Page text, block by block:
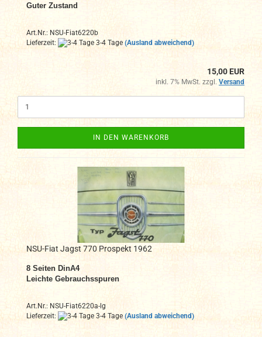
Guter Zustand
Art.Nr.: NSU-Fiat6220b
Lieferzeit:
3-4 Tage (Ausland abweichend)
15,00 EUR
inkl. 7% MwSt. zzgl. Versand
IN DEN WARENKORB
NSU-Fiat Jagst 770 Prospekt 1962
8 Seiten DinA4
Leichte Gebrauchsspuren
Art.Nr.: NSU-Fiat6220a-lg
Lieferzeit:
3-4 Tage (Ausland abweichend)